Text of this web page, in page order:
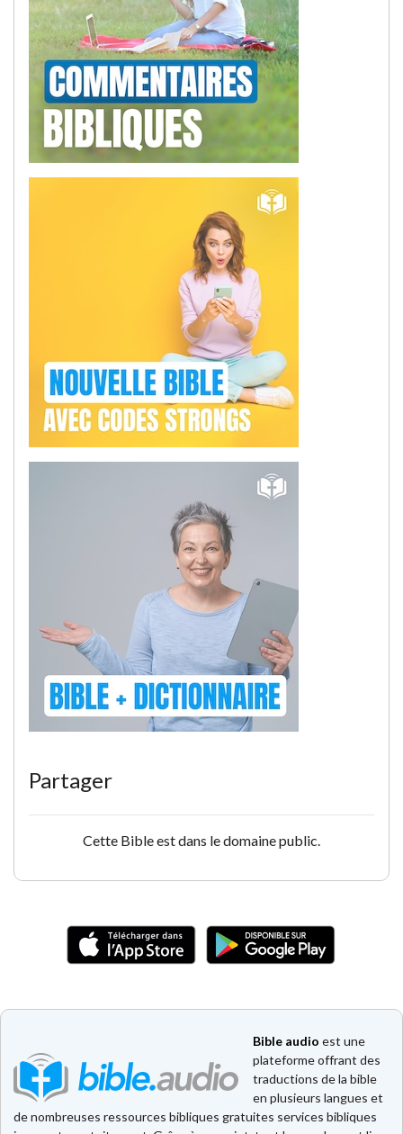
Partager
Cette Bible est dans le domaine public.
Bible audio est une
plateforme offrant des
traductions de la bible
en plusieurs langues et
de nombreuses ressources bibliques gratuites services bibliques